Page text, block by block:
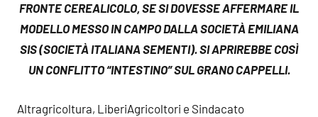
FRONTE CEREALICOLO, SE SI DOVESSE AFFERMARE IL
MODELLO MESSO IN CAMPO DALLA SOCIETÀ EMILIANA
SIS (SOCIETÀ ITALIANA SEMENTI). SI APRIREBBE COSÌ
UN CONFLITTO “INTESTINO” SUL GRANO CAPPELLI.
Altragricoltura, LiberiAgricoltori e Sindacato